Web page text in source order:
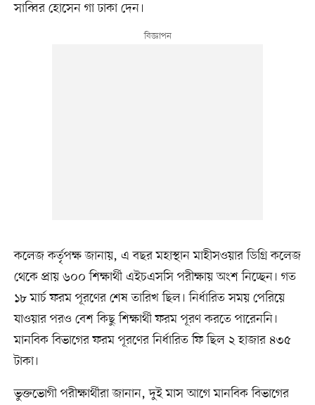
সাব্বির হোসেন গা ঢাকা দেন।
কলেজ কর্তৃপক্ষ জানায়, এ বছর মহাস্থান মাহীসওয়ার ডিগ্রি কলেজ
থেকে প্রায় ৬০০ শিক্ষার্থী এইচএসসি পরীক্ষায় অংশ নিচ্ছেন। গত
১৮ মার্চ ফরম পূরণের শেষ তারিখ ছিল। নির্ধারিত সময় পেরিয়ে
যাওয়ার পরও বেশ কিছু শিক্ষার্থী ফরম পূরণ করতে পারেননি।
মানবিক বিভাগের ফরম পূরণের নির্ধারিত ফি ছিল ২ হাজার ৪৩৫
টাকা।
ভুক্তভোগী পরীক্ষার্থীরা জানান, দুই মাস আগে মানবিক বিভাগের